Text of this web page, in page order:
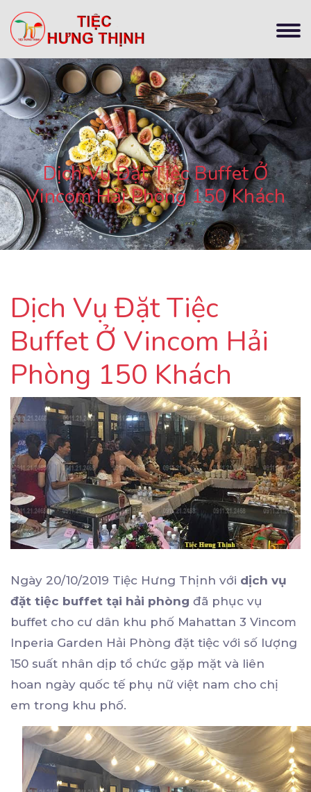
Dịch Vụ Đặt Tiệc Buffet Ở
Vincom Hải Phòng 150 Khách
Dịch Vụ Đặt Tiệc
Buffet Ở Vincom Hải
Phòng 150 Khách
Ngày 20/10/2019 Tiệc Hưng Thịnh với dịch vụ
đặt tiệc buffet tại hải phòng đã phục vụ
buffet cho cư dân khu phố Mahattan 3 Vincom
Inperia Garden Hải Phòng đặt tiệc với số lượng
150 suất nhân dịp tổ chức gặp mặt và liên
hoan ngày quốc tế phụ nữ việt nam cho chị
em trong khu phố.